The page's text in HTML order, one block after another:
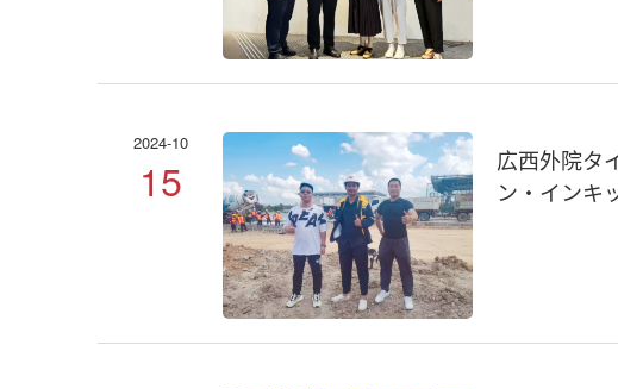
2024-10
15
広西外院
ン・インキ